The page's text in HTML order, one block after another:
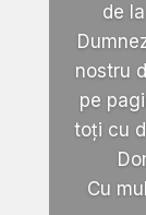
de
nostru
pe
toți cu
Cu